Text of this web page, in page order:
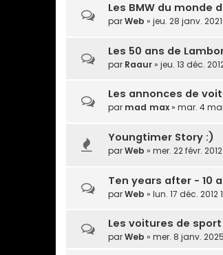
Les BMW du monde
parWeb » jeu. 28 janv.
Les 50 ans de
par Raaur» jeu. 13 déc.
Les annonces de
par mad max» mar. 4
Youngtimer Story :)
parWeb » mer. 22 févr. 2012
Ten years after - 10
parWeb » lun. 17 déc. 2012
Les voitures de
parWeb » mer. 8 janv.